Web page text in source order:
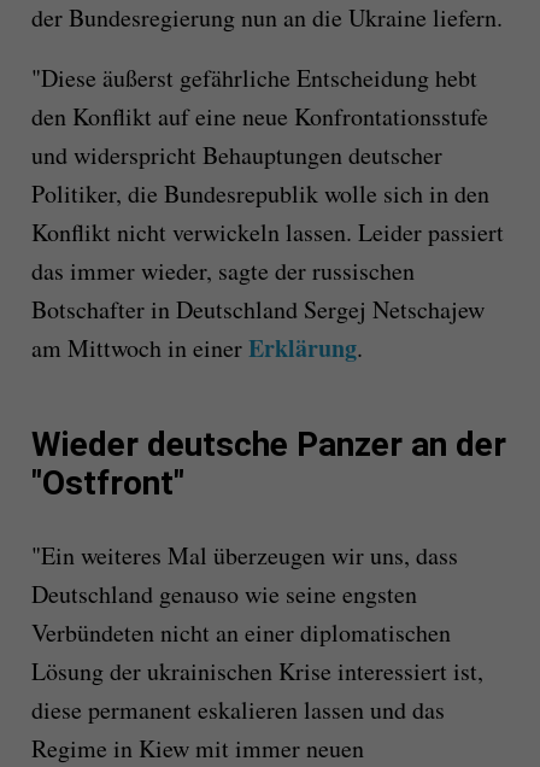
der Bundesregierung nun an die Ukraine liefern.
"Diese äußerst gefährliche Entscheidung hebt
den Konflikt auf eine neue Konfrontationsstufe
und widerspricht Behauptungen deutscher
Politiker, die Bundesrepublik wolle sich in den
Konflikt nicht verwickeln lassen. Leider passiert
das immer wieder, sagte der russischen
Botschafter in Deutschland Sergej Netschajew
am Mittwoch in einerErklärung.
Wieder deutsche Panzer an der
"Ostfront"
"Ein weiteres Mal überzeugen wir uns, dass
Deutschland genauso wie seine engsten
Verbündeten nicht an einer diplomatischen
Lösung der ukrainischen Krise interessiert ist,
diese permanent eskalieren lassen und das
Regime in Kiew mit immer neuen